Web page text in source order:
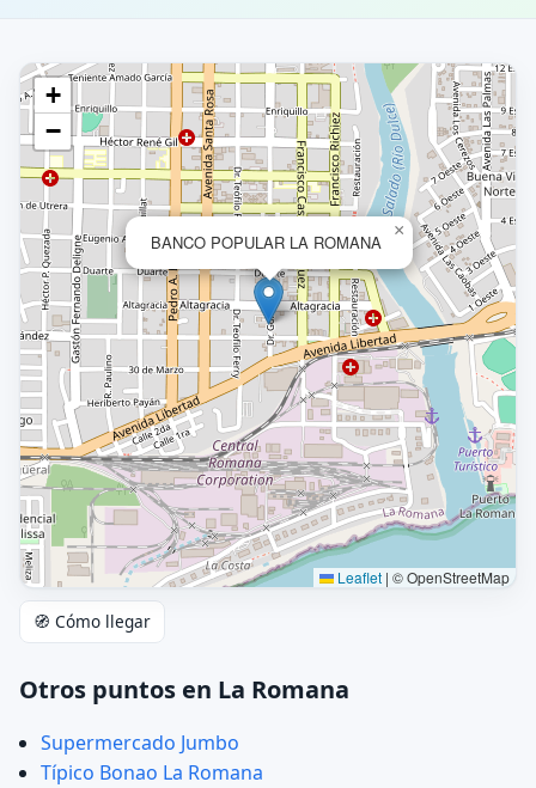
BANCO POPULAR LA ROMANA
×
+
−
Leaflet | © OpenStreetMap
🧭 Cómo llegar
Otros puntos en La Romana
Supermercado Jumbo
Típico Bonao La Romana